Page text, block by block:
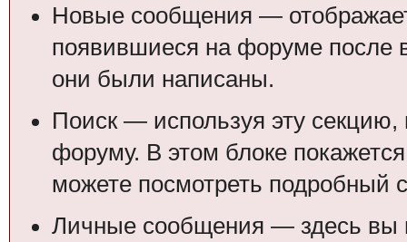
Новые сообщения —
появившиеся на форуме после
они были написаны.
Поиск — используя эту секцию,
форуму. В этом блоке
можете посмотреть подробный
Личные сообщения — здесь вы